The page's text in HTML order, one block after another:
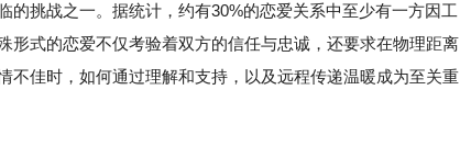
挑战之一。据统计，约有30%的恋爱关系中至少有一方因工
式的恋爱不仅考验着双方的信任与忠诚，还要求在物理距离
不佳时，如何通过理解和支持，以及远程传递温暖成为至关重